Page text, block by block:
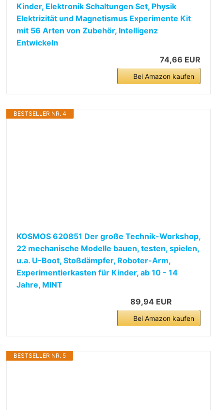
Kinder, Elektronik Schaltungen Set, Physik
Elektrizität und Magnetismus Experimente Kit
mit 56 Arten von Zubehör, Intelligenz
Entwickeln
74,66 EUR
Bei Amazon kaufen
BESTSELLER NR. 4
KOSMOS 620851 Der große Technik-Workshop,
22 mechanische Modelle bauen, testen, spielen,
u.a. U-Boot, Stoßdämpfer, Roboter-Arm,
Experimentierkasten für Kinder, ab 10 - 14
Jahre, MINT
89,94 EUR
Bei Amazon kaufen
BESTSELLER NR. 5